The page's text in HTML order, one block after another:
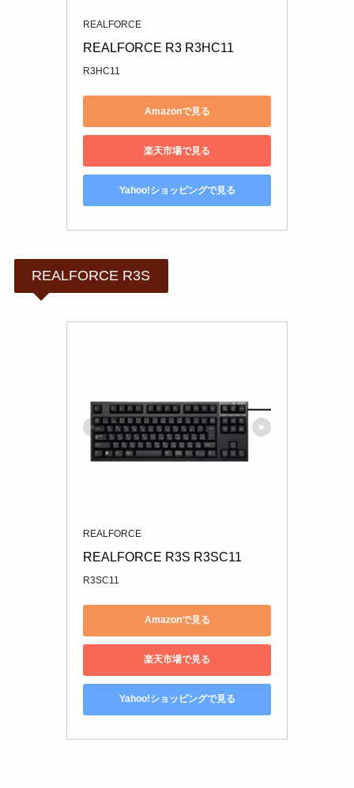
REALFORCE
REALFORCE R3 R3HC11
R3HC11
Amazonで見る
楽天市場で見る
Yahoo!ショッピングで見る
REALFORCE R3S
REALFORCE
REALFORCE R3S R3SC11
R3SC11
Amazonで見る
楽天市場で見る
Yahoo!ショッピングで見る